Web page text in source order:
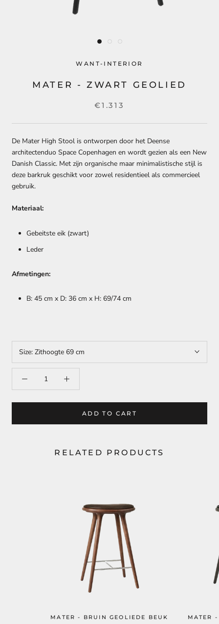
WANT-INTERIOR
MATER - ZWART GEOLIED
€1.313
De Mater High Stool is ontworpen door het Deense
architectenduo Space Copenhagen en wordt gezien als een New
Danish Classic. Met zijn organische maar minimalistische stijl is
deze barkruk geschikt voor zowel residentieel als commercieel
gebruik.
Materiaal:
Gebeitste eik (zwart)
Leder
Afmetingen:
B: 45 cm x D: 36 cm x H: 69/74 cm
Size: Zithoogte 69 cm
ADD TO CART
RELATED PRODUCTS
MATER - BRUIN GEOLIEDE BEUK
MATER